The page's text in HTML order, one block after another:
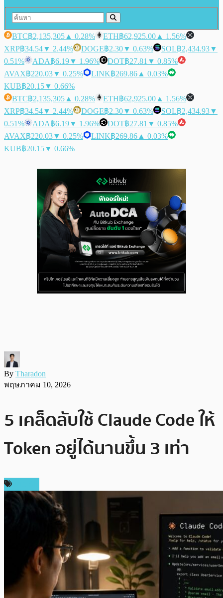
BTC฿2,135,305 ▲ 0.28% ETH฿62,925.00 ▲ 1.56%
XRP฿34.54▼ 2.44% DOGE฿2.30▼ 0.63% SOL฿2,434.93▼
0.51%
ADA฿6.19▼ 1.96% DOT฿27.81 ▼ 0.85%
AVAX฿220.03▼ 0.25% LINK฿269.86 ▲ 0.03%
KUB฿20.15▼ 0.66%
BTC฿2,135,305 ▲ 0.28% ETH฿62,925.00 ▲ 1.56%
XRP฿34.54▼ 2.44% DOGE฿2.30▼ 0.63% SOL฿2,434.93▼
0.51%
ADA฿6.19▼ 1.96% DOT฿27.81 ▼ 0.85%
AVAX฿220.03▼ 0.25% LINK฿269.86 ▲ 0.03%
KUB฿20.15▼ 0.66%
By Tharadon
พฤษภาคม 10, 2026
5 เคล็ดลับใช้ Claude Code ให้
Token อยู่ได้นานขึ้น 3 เท่า